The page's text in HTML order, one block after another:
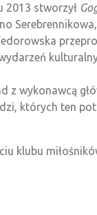
2013 stworzył
z wykonawcą
których ten
klubu